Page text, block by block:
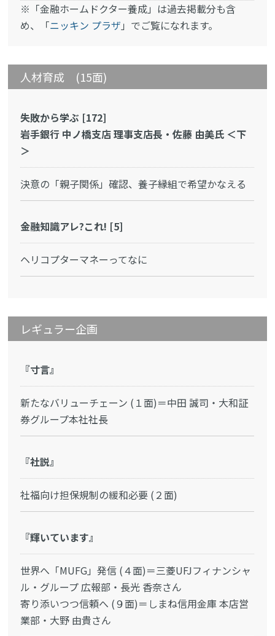
※「金融ホームドクター養成」は過去掲載分も含
め、「ニッキン プラザ 」でご覧になれます。
人材育成 (15面)
失敗から学ぶ [172]
岩手銀行 中ノ橋支店 理事支店長・佐藤 由美氏 ＜下
＞
決意の「親子関係」確認、養子縁組で希望かなえる
金融知識アレ?これ! [5]
ヘリコプターマネーってなに
レギュラー企画
『寸言』
新たなバリューチェーン (１面)＝中田 誠司・大和証
券グループ本社社長
『社説』
社福向け担保規制の緩和必要 (２面)
『輝いています』
世界へ「MUFG」発信 (４面)＝三菱UFJフィナンシャ
ル・グループ 広報部・長光 香奈さん
寄り添いつつ信頼へ (９面)＝しまね信用金庫 本店営
業部・大野 由貴さん